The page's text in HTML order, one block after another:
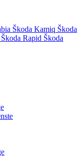
Škoda Kamiq Škoda
Škoda Rapid Škoda